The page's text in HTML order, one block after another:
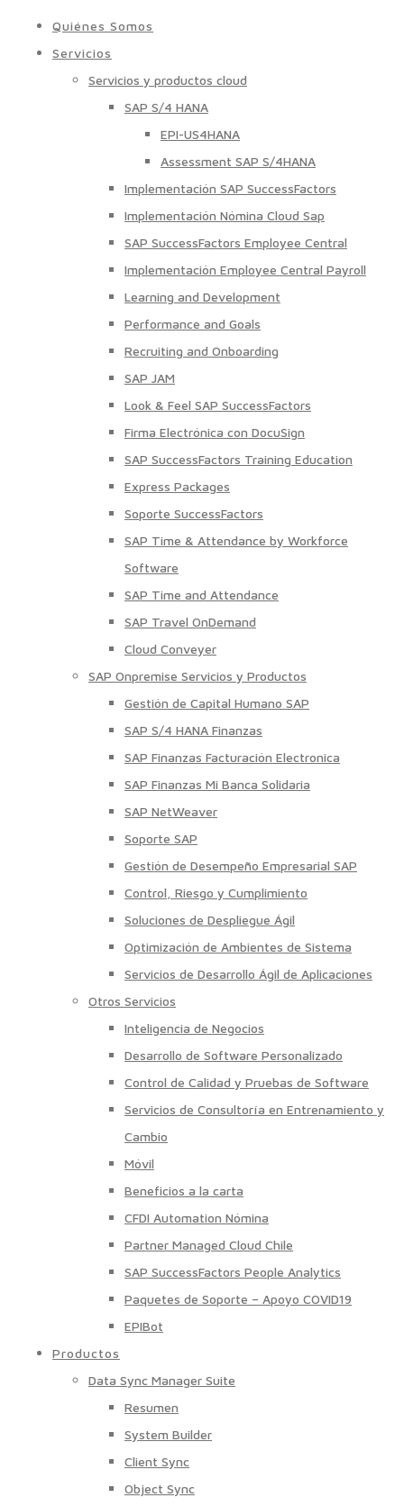
Quiénes Somos
Servicios
Servicios y productos cloud
SAP S/4 HANA
EPI-US4HANA
Assessment SAP S/4HANA
Implementación SAP SuccessFactors
Implementación Nómina Cloud Sap
SAP SuccessFactors Employee Central
Implementación Employee Central Payroll
Learning and Development
Performance and Goals
Recruiting and Onboarding
SAP JAM
Look & Feel SAP SuccessFactors
Firma Electrónica con DocuSign
SAP SuccessFactors Training Education
Express Packages
Soporte SuccessFactors
SAP Time & Attendance by Workforce
Software
SAP Time and Attendance
SAP Travel OnDemand
Cloud Conveyer
SAP Onpremise Servicios y Productos
Gestión de Capital Humano SAP
SAP S/4 HANA Finanzas
SAP Finanzas Facturación Electronica
SAP Finanzas Mi Banca Solidaria
SAP NetWeaver
Soporte SAP
Gestión de Desempeño Empresarial SAP
Control, Riesgo y Cumplimiento
Soluciones de Despliegue Ágil
Optimización de Ambientes de Sistema
Servicios de Desarrollo Ágil de Aplicaciones
Otros Servicios
Inteligencia de Negocios
Desarrollo de Software Personalizado
Control de Calidad y Pruebas de Software
Servicios de Consultoría en Entrenamiento y
Cambio
Móvil
Beneficios a la carta
CFDI Automation Nómina
Partner Managed Cloud Chile
SAP SuccessFactors People Analytics
Paquetes de Soporte – Apoyo COVID19
EPIBot
Productos
Data Sync Manager Suite
Resumen
System Builder
Client Sync
Object Sync